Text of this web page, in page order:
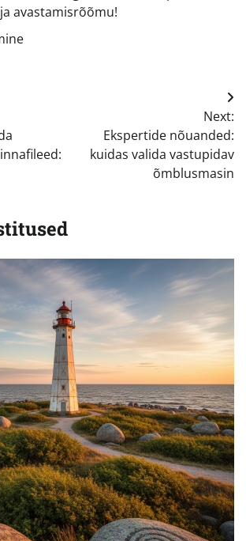
avastamisrõõmu!
Next:
Ekspertide nõuanded:
kuidas valida vastupidav
õmblusmasin